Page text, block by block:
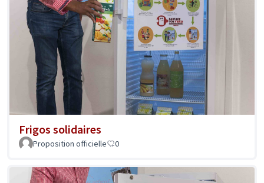
Frigos solidaires
Proposition officielle 0